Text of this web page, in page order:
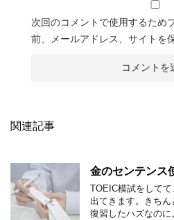
次回のコメントで使用するため
前、メールアドレス、サイトを
関連記事
金のセンテンス
TOEIC模試をして
出てきます。きちん
復習したハズなのに